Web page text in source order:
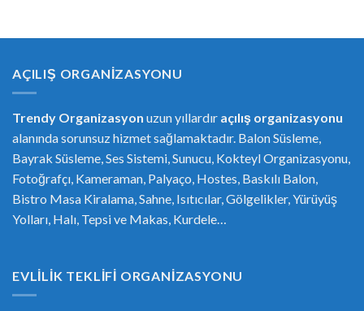
AÇILIŞ ORGANIZASYONU
Trendy Organizasyon uzun yıllardır açılış organizasyonu
alanında sorunsuz hizmet sağlamaktadır. Balon Süsleme,
Bayrak Süsleme, Ses Sistemi, Sunucu, Kokteyl Organizasyonu,
Fotoğrafçı, Kameraman, Palyaço, Hostes, Baskılı Balon,
Bistro Masa Kiralama, Sahne, Isıtıcılar, Gölgelikler, Yürüyüş
Yolları, Halı, Tepsi ve Makas, Kurdele…
EVLILIK TEKLIFI ORGANIZASYONU